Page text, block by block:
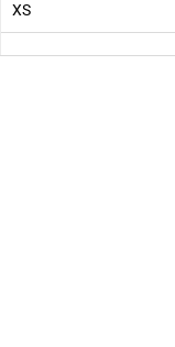
XS